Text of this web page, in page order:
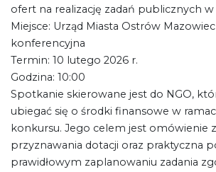
ofert na realizację zadań publicznych w
Miejsce: Urząd Miasta Ostrów
konferencyjna
Termin: 10 lutego 2026 r.
Godzina: 10:00
Spotkanie skierowane jest do NGO,
ubiegać się o środki finansowe w
konkursu. Jego celem jest omówienie
przyznawania dotacji oraz praktyczna
prawidłowym zaplanowaniu zadania